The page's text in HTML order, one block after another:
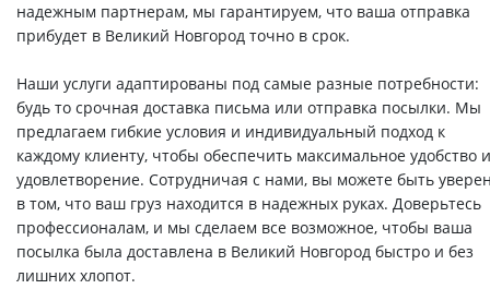
надежным партнерам, мы гарантируем, что ваша отправка
прибудет в Великий Новгород точно в срок.
Наши услуги адаптированы под самые разные потребности:
будь то срочная доставка письма или отправка посылки. Мы
предлагаем гибкие условия и индивидуальный подход к
каждому клиенту, чтобы обеспечить максимальное удобство и
удовлетворение. Сотрудничая с нами, вы можете быть
в том, что ваш груз находится в надежных руках. Доверьтесь
профессионалам, и мы сделаем все возможное, чтобы ваша
посылка была доставлена в Великий Новгород быстро и без
лишних хлопот.